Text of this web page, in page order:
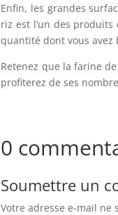
Enfin, les grandes
riz est l’un des
quantité dont vous avez
Retenez que la farine
profiterez de ses
0
Soumettre un
Votre adresse e-mail ne